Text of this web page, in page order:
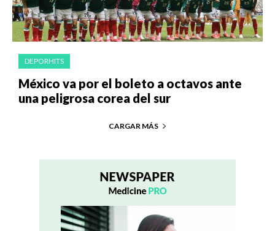
DEPORHITS
México va por el boleto a octavos ante
una peligrosa corea del sur
CARGAR MÁS